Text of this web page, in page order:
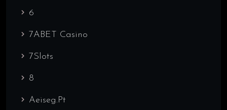
6
7ABET Casino
7Slots
8
Aeiseg.pt